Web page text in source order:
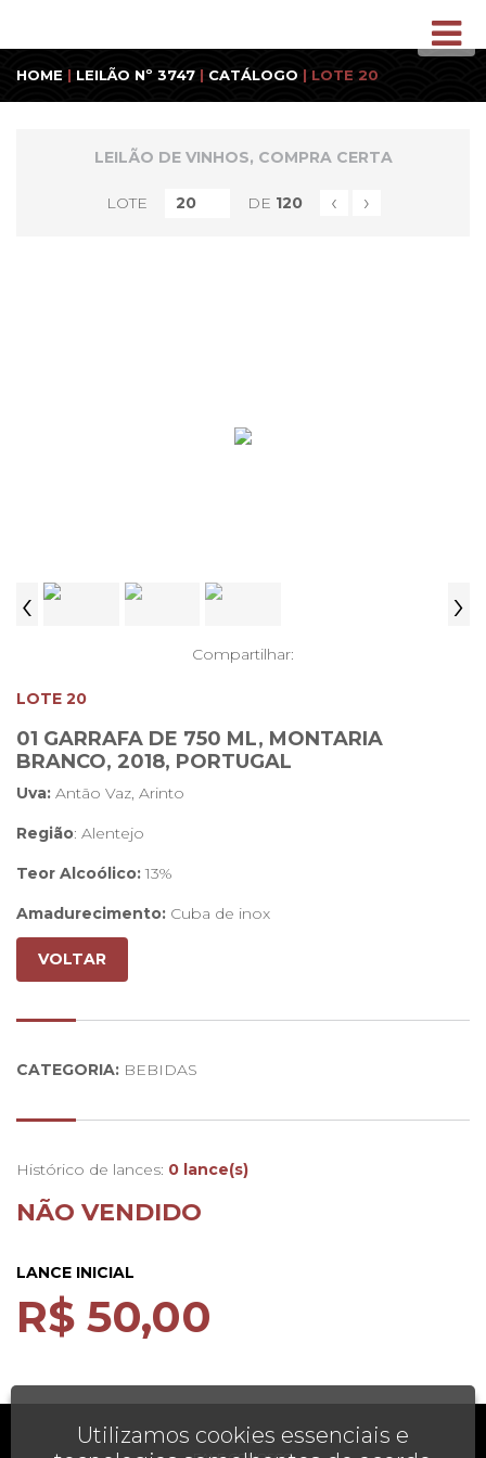
HOME | LEILÃO Nº 3747 | CATÁLOGO | LOTE 20
LEILÃO DE VINHOS, COMPRA CERTA
LOTE DE 120 ‹ ›
‹ ›
Compartilhar:
LOTE 20
01 GARRAFA DE 750 ML, MONTARIA
BRANCO, 2018, PORTUGAL
Uva: Antão Vaz, Arinto
Região: Alentejo
Teor Alcoólico:13%
Amadurecimento: Cuba de inox
Boca:Paladar fresco, leve, equilibrado e saboroso
VOLTAR
CATEGORIA: BEBIDAS
Histórico de lances: 0 lance(s)
NÃO VENDIDO
LANCE INICIAL
R$ 50,00
AJUDA
Utilizamos cookies essenciais e